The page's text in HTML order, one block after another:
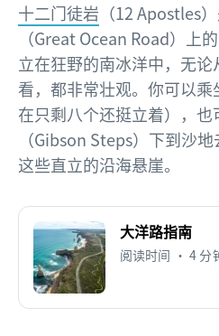
十二门徒岩 （12 Apostles
（Great Ocean Road）上
立在狂野的南冰洋中，无
看，都非常壮观。你可以
在只剩八个还挺立着），
（Gibson Steps）下到沙
这些直立的沿海悬崖。
大洋路指南
阅读时间 • 4 分